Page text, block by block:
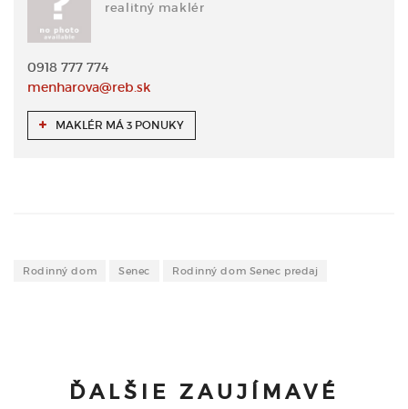
realitný maklér
0918 777 774
menharova@reb.sk
MAKLÉR MÁ 3 PONUKY
Rodinný dom Senec Rodinný dom Senec predaj
ĎALŠIE ZAUJÍMAVÉ